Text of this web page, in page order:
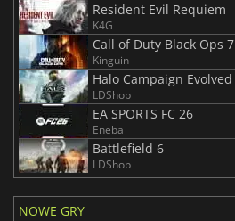
Resident Evil Requiem
K4G
Call of Duty Black Ops 7
Kinguin
Halo Campaign Evolved
LDShop
EA SPORTS FC 26
Eneba
Battlefield 6
LDShop
NOWE GRY